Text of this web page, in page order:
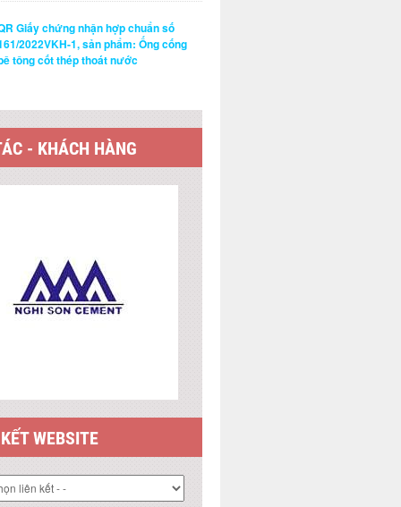
Giấy chứng nhận hợp chuẩn số
2022VKH-1, sản phẩm: Ống cống
tông cốt thép thoát nước
- KHÁCH HÀNG
WEBSITE